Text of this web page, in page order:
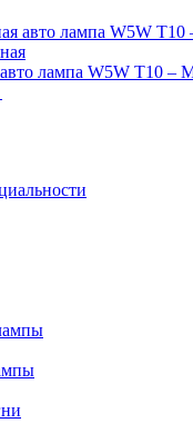
авто лампа W5W T10
лампа W5W T10 –